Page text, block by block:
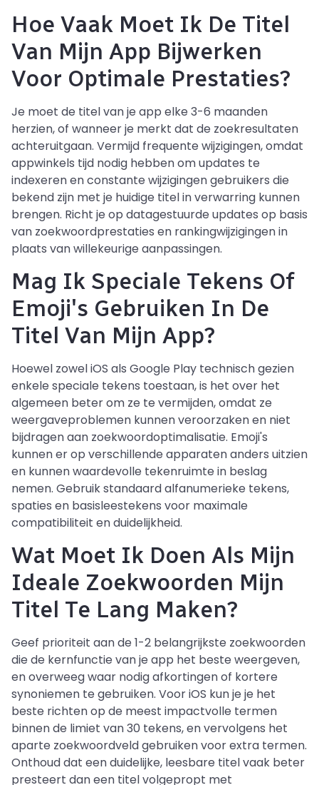
Hoe Vaak Moet Ik De Titel
Van Mijn App Bijwerken
Voor Optimale Prestaties?
Je moet de titel van je app elke 3-6 maanden
herzien, of wanneer je merkt dat de zoekresultaten
achteruitgaan. Vermijd frequente wijzigingen, omdat
appwinkels tijd nodig hebben om updates te
indexeren en constante wijzigingen gebruikers die
bekend zijn met je huidige titel in verwarring kunnen
brengen. Richt je op datagestuurde updates op basis
van zoekwoordprestaties en rankingwijzigingen in
plaats van willekeurige aanpassingen.
Mag Ik Speciale Tekens Of
Emoji's Gebruiken In De
Titel Van Mijn App?
Hoewel zowel iOS als Google Play technisch gezien
enkele speciale tekens toestaan, is het over het
algemeen beter om ze te vermijden, omdat ze
weergaveproblemen kunnen veroorzaken en niet
bijdragen aan zoekwoordoptimalisatie. Emoji's
kunnen er op verschillende apparaten anders uitzien
en kunnen waardevolle tekenruimte in beslag
nemen. Gebruik standaard alfanumerieke tekens,
spaties en basisleestekens voor maximale
compatibiliteit en duidelijkheid.
Wat Moet Ik Doen Als Mijn
Ideale Zoekwoorden Mijn
Titel Te Lang Maken?
Geef prioriteit aan de 1-2 belangrijkste zoekwoorden
die de kernfunctie van je app het beste weergeven,
en overweeg waar nodig afkortingen of kortere
synoniemen te gebruiken. Voor iOS kun je je het
beste richten op de meest impactvolle termen
binnen de limiet van 30 tekens, en vervolgens het
aparte zoekwoordveld gebruiken voor extra termen.
Onthoud dat een duidelijke, leesbare titel vaak beter
presteert dan een titel volgepropt met